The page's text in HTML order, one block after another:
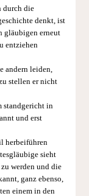
durch die
denkt, ist
gläubigen erneut
entziehen
andern leiden,
stellen er nicht
standgericht in
und erst
herbeiführen
sieht
werden und die
ganz ebenso,
einem in den